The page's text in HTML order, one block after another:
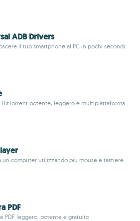
ADB Drivers
il tuo smartphone al PC in pochi secondi.
BitTorrent potente, leggero e multipiattaforma
un computer utilizzando più mouse e tastiere
PDF
PDF leggero, potente e gratuito